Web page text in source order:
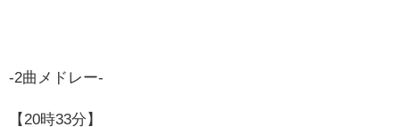
-2曲メドレー-
【20時33分】